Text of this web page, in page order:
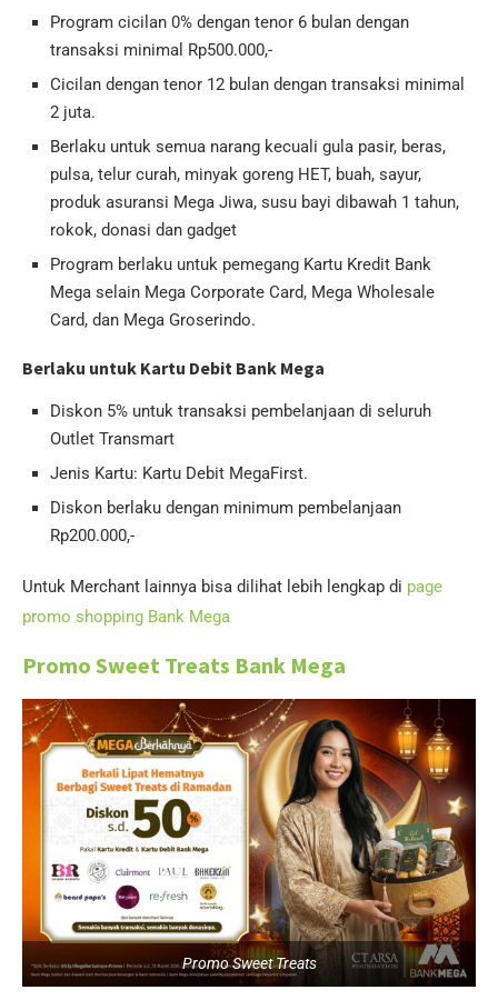
Program cicilan 0% dengan tenor 6 bulan dengan
transaksi minimal Rp500.000,-
⁠Cicilan dengan tenor 12 bulan dengan transaksi minimal
2 juta.
⁠Berlaku untuk semua narang kecuali gula pasir, beras,
pulsa, telur curah, minyak goreng HET, buah, sayur,
produk asuransi Mega Jiwa, susu bayi dibawah 1 tahun,
rokok, donasi dan gadget
⁠Program berlaku untuk pemegang Kartu Kredit Bank
Mega selain Mega Corporate Card, Mega Wholesale
Card, dan Mega Groserindo.
Berlaku untuk Kartu Debit Bank Mega
Diskon 5% untuk transaksi pembelanjaan di seluruh
Outlet Transmart
Jenis Kartu: Kartu Debit MegaFirst.
Diskon berlaku dengan minimum pembelanjaan
Rp200.000,-
Untuk Merchant lainnya bisa dilihat lebih lengkap di page
promo shopping Bank Mega
Promo Sweet Treats Bank Mega
Promo Sweet Treats